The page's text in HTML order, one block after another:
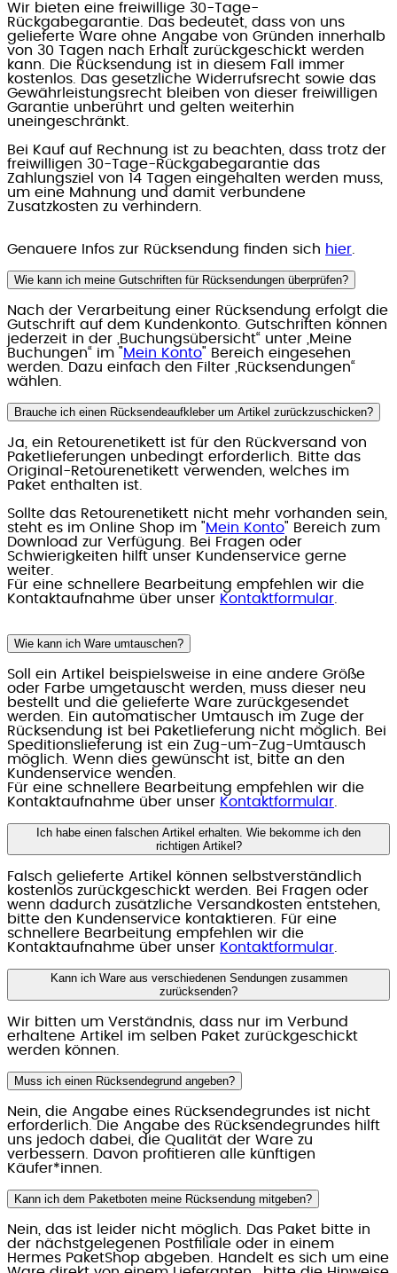
Wir bieten eine freiwillige 30-Tage-
Rückgabegarantie. Das bedeutet, dass von uns
gelieferte Ware ohne Angabe von Gründen innerhalb
von 30 Tagen nach Erhalt zurückgeschickt werden
kann. Die Rücksendung ist in diesem Fall immer
kostenlos. Das gesetzliche Widerrufsrecht sowie das
Gewährleistungsrecht bleiben von dieser freiwilligen
Garantie unberührt und gelten weiterhin
uneingeschränkt.
Bei Kauf auf Rechnung ist zu beachten, dass trotz der
freiwilligen 30-Tage-Rückgabegarantie das
Zahlungsziel von 14 Tagen eingehalten werden muss,
um eine Mahnung und damit verbundene
Zusatzkosten zu verhindern.
Genauere Infos zur Rücksendung finden sich hier.
Wie kann ich meine Gutschriften für Rücksendungen überprüfen?
Nach der Verarbeitung einer Rücksendung erfolgt die
Gutschrift auf dem Kundenkonto. Gutschriften können
jederzeit in der „Buchungsübersicht“ unter „Meine
Buchungen“ im "Mein Konto" Bereich eingesehen
werden. Dazu einfach den Filter „Rücksendungen“
wählen.
Brauche ich einen Rücksendeaufkleber um Artikel zurückzuschicken?
Ja, ein Retourenetikett ist für den Rückversand von
Paketlieferungen unbedingt erforderlich. Bitte das
Original-Retourenetikett verwenden, welches im
Paket enthalten ist.
Sollte das Retourenetikett nicht mehr vorhanden sein,
steht es im Online Shop im "Mein Konto" Bereich zum
Download zur Verfügung. Bei Fragen oder
Schwierigkeiten hilft unser Kundenservice gerne
weiter.
Für eine schnellere Bearbeitung empfehlen wir die
Kontaktaufnahme über unser Kontaktformular.
Wie kann ich Ware umtauschen?
Soll ein Artikel beispielsweise in eine andere Größe
oder Farbe umgetauscht werden, muss dieser neu
bestellt und die gelieferte Ware zurückgesendet
werden. Ein automatischer Umtausch im Zuge der
Rücksendung ist bei Paketlieferung nicht möglich. Bei
Speditionslieferung ist ein Zug-um-Zug-Umtausch
möglich. Wenn dies gewünscht ist, bitte an den
Kundenservice wenden.
Für eine schnellere Bearbeitung empfehlen wir die
Kontaktaufnahme über unser Kontaktformular.
Ich habe einen falschen Artikel erhalten. Wie bekomme ich den
richtigen Artikel?
Falsch gelieferte Artikel können selbstverständlich
kostenlos zurückgeschickt werden. Bei Fragen oder
wenn dadurch zusätzliche Versandkosten entstehen,
bitte den Kundenservice kontaktieren. Für eine
schnellere Bearbeitung empfehlen wir die
Kontaktaufnahme über unser Kontaktformular.
Kann ich Ware aus verschiedenen Sendungen zusammen
zurücksenden?
Wir bitten um Verständnis, dass nur im Verbund
erhaltene Artikel im selben Paket zurückgeschickt
werden können.
Muss ich einen Rücksendegrund angeben?
Nein, die Angabe eines Rücksendegrundes ist nicht
erforderlich. Die Angabe des Rücksendegrundes hilft
uns jedoch dabei, die Qualität der Ware zu
verbessern. Davon profitieren alle künftigen
Käufer*innen.
Kann ich dem Paketboten meine Rücksendung mitgeben?
Nein, das ist leider nicht möglich. Das Paket bitte in
der nächstgelegenen Postfiliale oder in einem
Hermes PaketShop abgeben. Handelt es sich um eine